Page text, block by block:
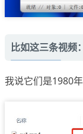
比如这三条视频：
我说它们是1980